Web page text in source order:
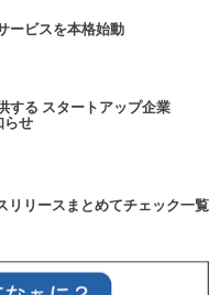
ービスを本格始動
する スタートアップ企業
らせ
リリースまとめてチェック一覧